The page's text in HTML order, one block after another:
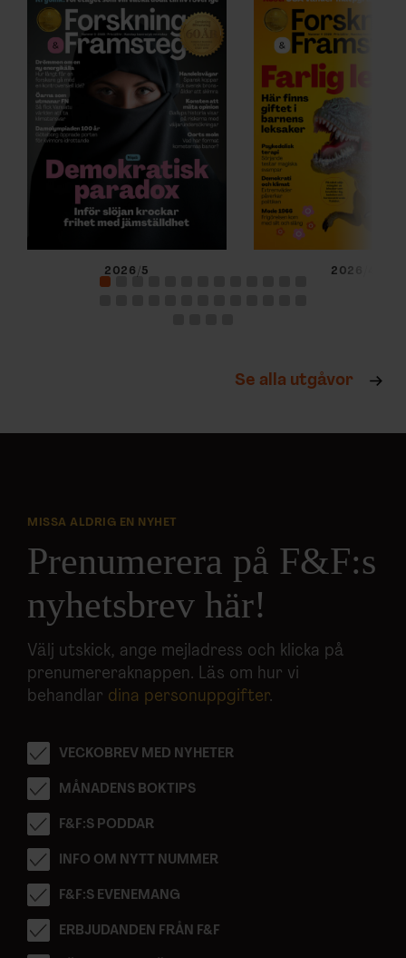
2026/5 2026/4
Se alla utgåvor
MISSA ALDRIG EN NYHET
Prenumerera på F&F:s
nyhetsbrev här!
Välj utskick, ange mejladress och klicka på
prenumereraknappen. Läs om hur vi
behandlar dina personuppgifter.
VECKOBREV MED NYHETER
MÅNADENS BOKTIPS
F&F:S PODDAR
INFO OM NYTT NUMMER
F&F:S EVENEMANG
ERBJUDANDEN FRÅN F&F